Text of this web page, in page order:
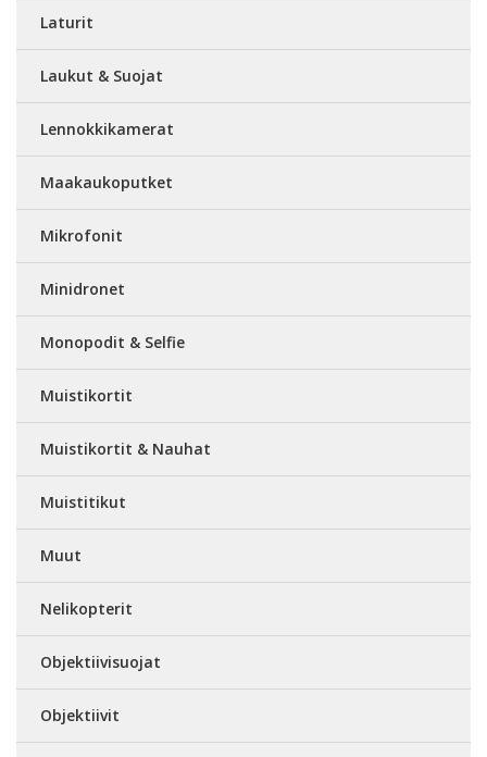
Laturit
Laukut & Suojat
Lennokkikamerat
Maakaukoputket
Mikrofonit
Minidronet
Monopodit & Selfie
Muistikortit
Muistikortit & Nauhat
Muistitikut
Muut
Nelikopterit
Objektiivisuojat
Objektiivit